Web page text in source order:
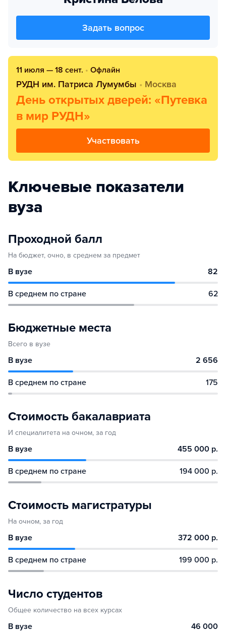
Задать вопрос
11 июля — 18 сент. • Офлайн
РУДН им. Патриса Лумумбы • Москва
День открытых дверей: «Путевка
в мир РУДН»
Участвовать
Ключевые показатели
вуза
Проходной балл
На бюджет, очно, в среднем за предмет
В вузе 82
В среднем по стране 62
Бюджетные места
Всего в вузе
В вузе 2 656
В среднем по стране 175
Стоимость бакалавриата
И специалитета на очном, за год
В вузе 455 000 р.
В среднем по стране 194 000 р.
Стоимость магистратуры
На очном, за год
В вузе 372 000 р.
В среднем по стране 199 000 р.
Число студентов
Общее количество на всех курсах
В вузе 46 000